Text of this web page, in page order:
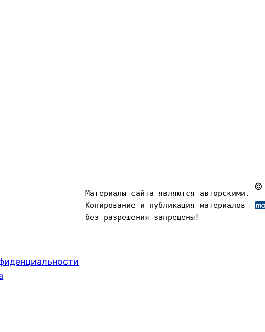
Материалы сайта являются авторскими.
Копирование и публикация материалов
без разрешения запрещены!
©